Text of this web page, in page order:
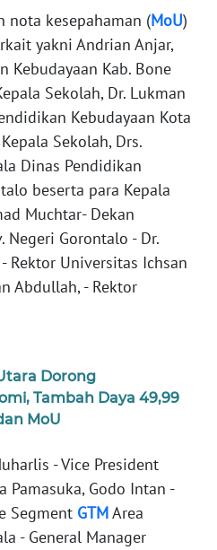
nota kesepahaman (MoU)
yakni Andrian Anjar,
Kebudayaan Kab. Bone
Sekolah, Dr. Lukman
Kebudayaan Kota
Sekolah, Drs.
Dinas Pendidikan
beserta para Kepala
Muchtar- Dekan
Negeri Gorontalo - Dr.
Rektor Universitas Ichsan
Abdullah, - Rektor
Dorong
Tambah Daya 49,99
MoU
- Vice President
Pamasuka, Godo Intan -
Segment GTMArea
- General Manager